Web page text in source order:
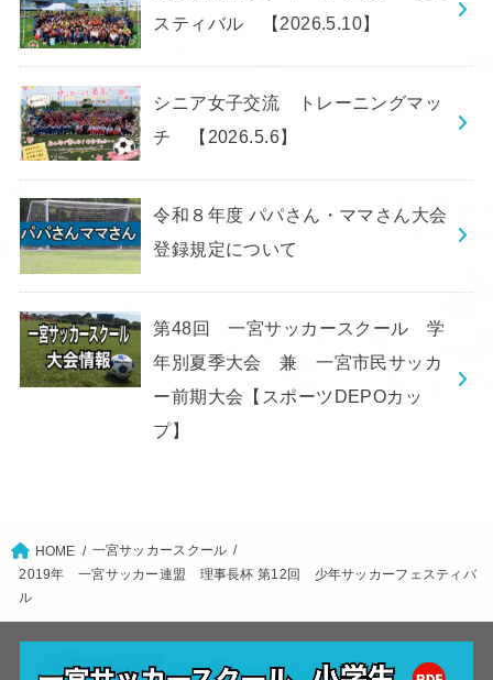
スティバル 【2026.5.10】
シニア女子交流 トレーニングマッ
チ 【2026.5.6】
令和８年度 パパさん・ママさん大会
登録規定について
第48回 一宮サッカースクール 学
年別夏季大会 兼 一宮市民サッカ
ー前期大会【スポーツDEPOカッ
プ】
HOME
一宮サッカースクール
2019年 一宮サッカー連盟 理事長杯 第12回 少年サッカーフェスティバ
ル